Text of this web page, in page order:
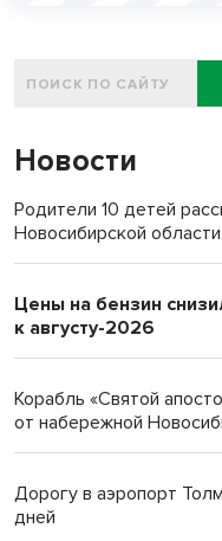
Новости
Родители 10 детей
Новосибирской области
Цены на бензин
к августу-2026
Корабль «Святой
от набережной
Дорогу в аэропорт
дней